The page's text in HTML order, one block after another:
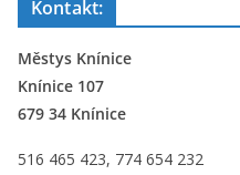
Kontakt:
Městys Knínice
Knínice 107
679 34 Knínice
516 465 423, 774 654 232